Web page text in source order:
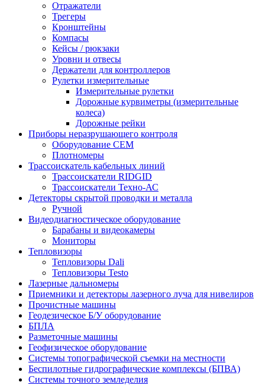
Отражатели
Трегеры
Кронштейны
Компасы
Кейсы / рюкзаки
Уровни и отвесы
Держатели для контроллеров
Рулетки измерительные
Измерительные рулетки
Дорожные курвиметры (измерительные
колеса)
Дорожные рейки
Приборы неразрушающего контроля
Оборудование CEM
Плотномеры
Трассоискатель кабельных линий
Трассоискатели RIDGID
Трассоискатели Техно-АС
Детекторы скрытой проводки и металла
Ручной
Видеодиагностическое оборудование
Барабаны и видеокамеры
Мониторы
Тепловизоры
Тепловизоры Dali
Тепловизоры Testo
Лазерные дальномеры
Приемники и детекторы лазерного луча для нивелиров
Прочистные машины
Геодезическое Б/У оборудование
БПЛА
Разметочные машины
Геофизическое оборудование
Системы топографической съемки на местности
Беспилотные гидрографические комплексы (БПВА)
Системы точного земледелия